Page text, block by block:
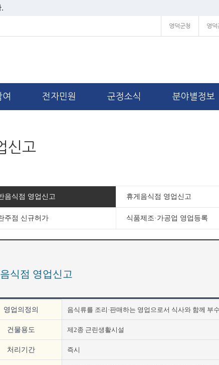
영덕군청 영덕
전자민원 군정소식 분야별정보
신고
음식점 영업신고 휴게음식점 영업신고
주점 신규허가 식품제조·가공업 영업등록
식점 영업신고
영업의정의 음식류를 조리·판매하는 영업으로서 식사와 함께 부
건물용도 제2종 근린생활시설
처리기간 즉시